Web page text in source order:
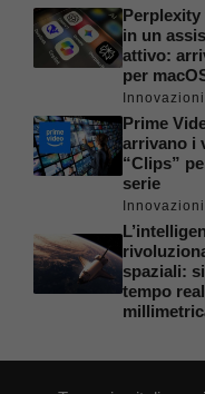
in un
attivo:
per
Prime
arrivano i
“Clips”
serie
spaziali:
tempo